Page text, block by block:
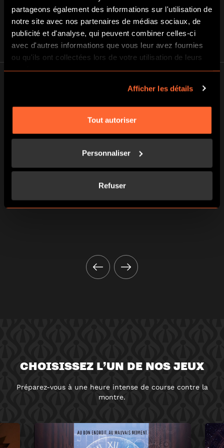
partageons également des informations sur l'utilisation de
notre site avec nos partenaires de médias sociaux, de
publicité et d'analyse, qui peuvent combiner celles-ci
avec d'autres informations que vous leur avez fournies
ou qu'ils ont collectées lors de votre utilisation de leurs
services.
Afficher les détails
Tout autoriser
Personnaliser
Refuser
A FAIRE ABSOLUMENT
Mélanie S.
CHOISISSEZ L’UN DE NOS JEUX
Préparez-vous à une heure intense de course contre la
montre.